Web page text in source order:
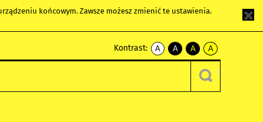
końcowym. Zawsze możesz zmienić te ustawienia.
Kontrast:
A
kontrast
A
kontrast
czarnym
A
kontrast
żółty
tekst
czarnym
A
kontrast
czarny
tekst
żółtym